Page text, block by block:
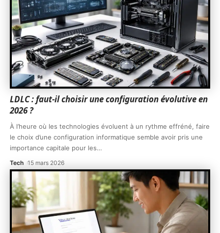
LDLC : faut-il choisir une configuration évolutive en
2026 ?
À l’heure où les technologies évoluent à un rythme effréné, faire
le choix d’une configuration informatique semble avoir pris une
importance capitale pour les…
Tech 15 mars 2026